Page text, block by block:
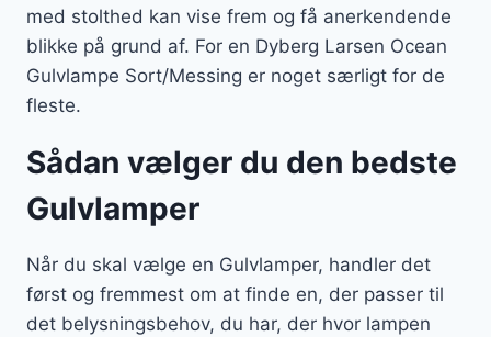
med stolthed kan vise frem og få anerkendende
blikke på grund af. For en Dyberg Larsen Ocean
Gulvlampe Sort/Messing er noget særligt for de
fleste.
Sådan vælger du den bedste
Gulvlamper
Når du skal vælge en Gulvlamper, handler det
først og fremmest om at finde en, der passer til
det belysningsbehov, du har, der hvor lampen